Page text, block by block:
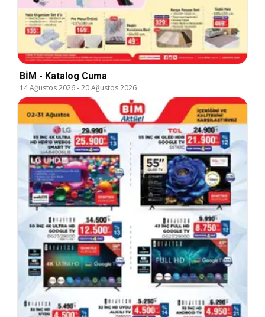
BİM - Katalog Cuma
14 Ağustos 2026-20 Ağustos 2026